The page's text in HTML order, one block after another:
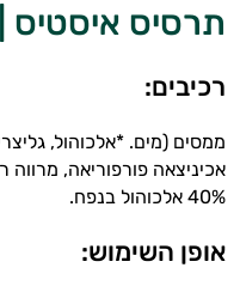
תרסיס איסטיס
רכיבים:
ממסים (מים. *אלכוהול,
אכיניצאה פורפוריאה, מרווה
40% אלכוהול בנפח.
אופן השימוש: